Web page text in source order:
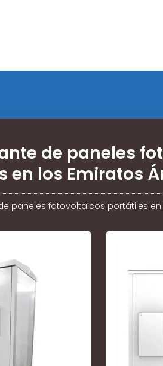
de paneles
en los Emiratos
paneles fotovoltaicos portátiles en